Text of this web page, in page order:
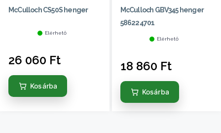
McCulloch CS50S henger
Elérhető
26 060 Ft
Kosárba
McCulloch GBV345 henger
586224701
Elérhető
18 860 Ft
Kosárba